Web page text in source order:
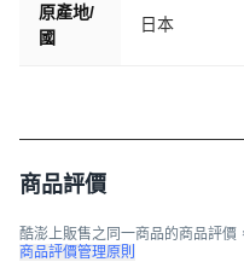
原產地/
國
日本
商品評價
酷澎上販售之同一商品的商品評價
商品評價管理原則